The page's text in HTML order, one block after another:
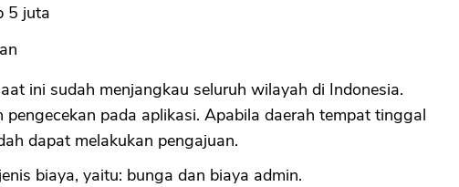
5 juta
ini sudah menjangkau seluruh wilayah di Indonesia.
pada aplikasi. Apabila daerah tempat tinggal
dapat melakukan pengajuan.
biaya, yaitu: bunga dan biaya admin.